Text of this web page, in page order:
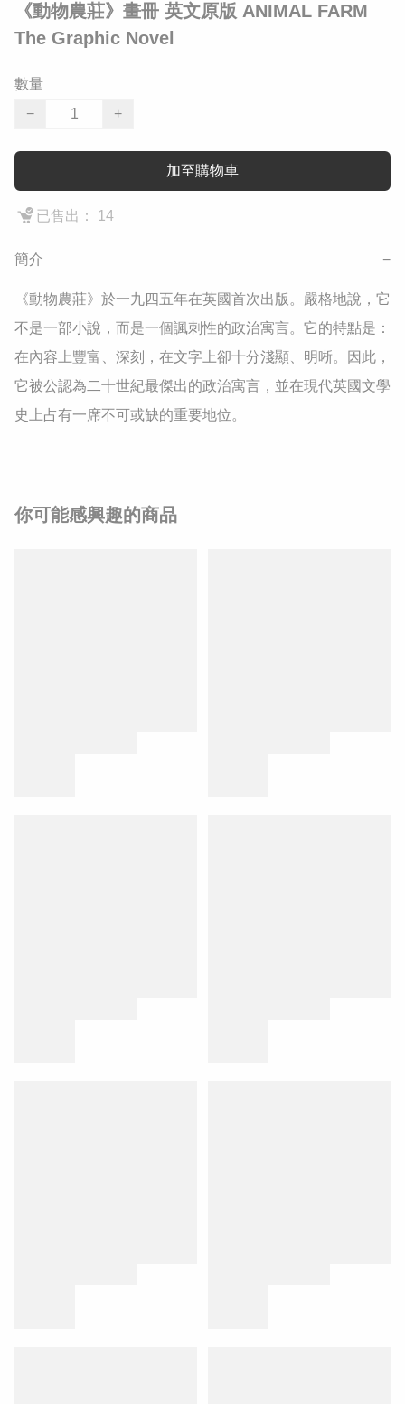
《動物農莊》畫冊 英文原版 ANIMAL FARM
The Graphic Novel
數量
−
+
加至購物車
已售出： 14
簡介 −
《動物農莊》於一九四五年在英國首次出版。嚴格地說，它
不是一部小說，而是一個諷刺性的政治寓言。它的特點是：
在內容上豐富、深刻，在文字上卻十分淺顯、明晰。因此，
它被公認為二十世紀最傑出的政治寓言，並在現代英國文學
史上占有一席不可或缺的重要地位。
你可能感興趣的商品